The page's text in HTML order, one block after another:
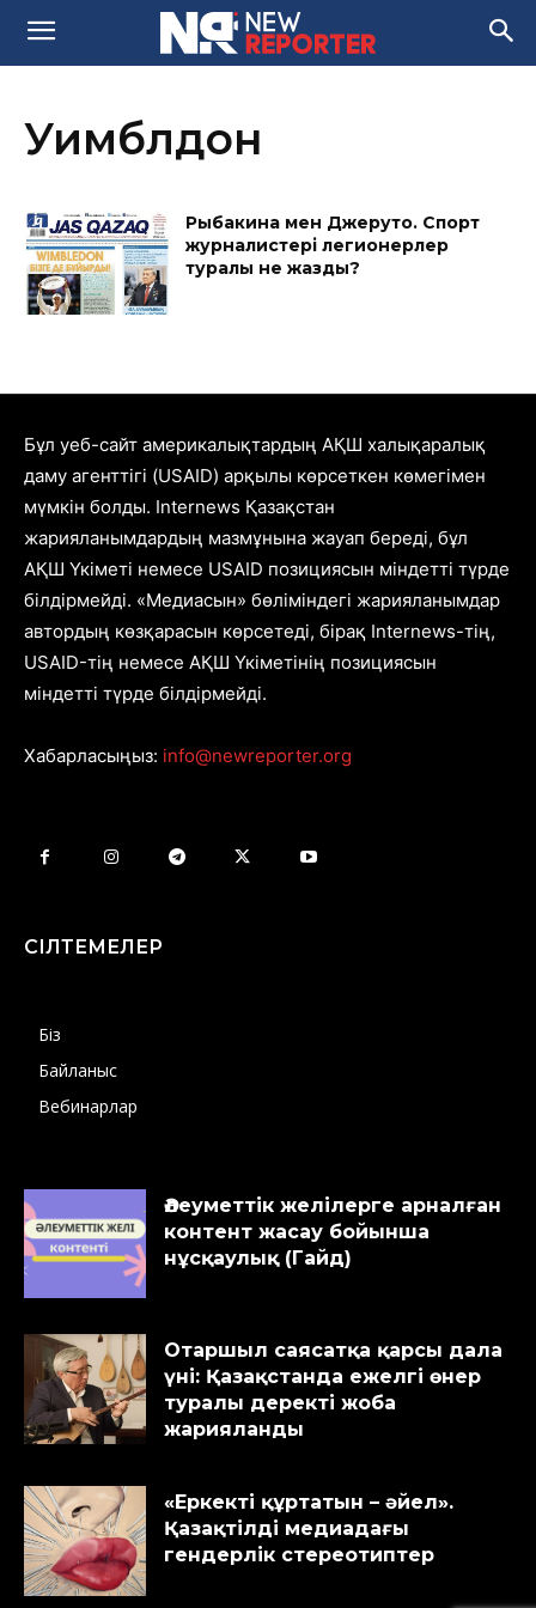
Уимблдон
Рыбакина мен Джеруто. Спорт
журналистері легионерлер
туралы не жазды?
Бұл уеб-сайт америкалықтардың АҚШ халықаралық
даму агенттігі (USAID) арқылы көрсеткен көмегімен
мүмкін болды. Internews Қазақстан
жарияланымдардың мазмұнына жауап береді, бұл
АҚШ Үкіметі немесе USAID позициясын міндетті түрде
білдірмейді. «Медиасын» бөліміндегі жарияланымдар
автордың көзқарасын көрсетеді, бірақ Internews-тің,
USAID-тің немесе АҚШ Үкіметінің позициясын
міндетті түрде білдірмейді.
Хабарласыңыз: info@newreporter.org
СІЛТЕМЕЛЕР
Біз
Байланыс
Вебинарлар
Әлеуметтік желілерге арналған
контент жасау бойынша
нұсқаулық (Гайд)
Отаршыл саясатқа қарсы дала
үні: Қазақстанда ежелгі өнер
туралы деректі жоба
жарияланды
«Еркекті құртатын – әйел».
Қазақтілді медиадағы
гендерлік стереотиптер